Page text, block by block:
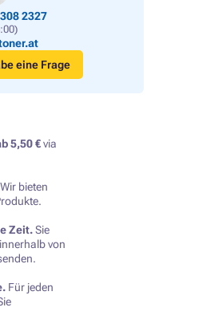
2327
eine Frage
5,50 €via
Wir bieten
Zeit.Sie
von
Für jeden